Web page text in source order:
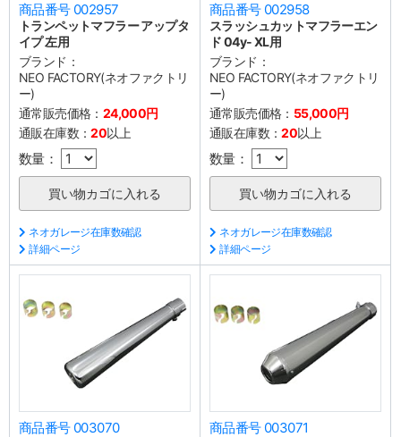
商品番号 002957
トランペットマフラー アップタ
イプ 左用
ブランド：
NEO FACTORY(ネオファクトリ
ー)
通常販売価格： 24,000円
通販在庫数：20以上
数量：
ネオガレージ在庫数確認
詳細ページ
商品番号 002958
スラッシュカットマフラーエン
ド 04y- XL用
ブランド：
NEO FACTORY(ネオファクトリ
ー)
通常販売価格： 55,000円
通販在庫数：20以上
数量：
ネオガレージ在庫数確認
詳細ページ
商品番号 003070 商品番号 003071